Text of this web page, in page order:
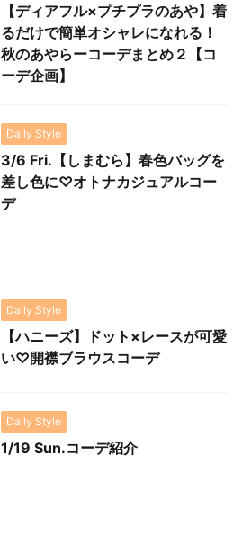
【ディアフル×プチプラのあや】着
るだけで簡単オシャレになれる！
秋のあやらーコーデまとめ２【コ
ーデ企画】
Daily Style
3/6 Fri.【しまむら】春色バッグを
差し色に♡オトナカジュアルコー
デ
Daily Style
【ハニーズ】ドット×レースが可愛
い♡開襟ブラウスコーデ
Daily Style
1/19 Sun.コーデ紹介